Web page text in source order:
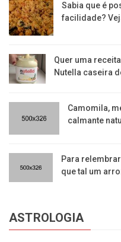
Sabia que é
facilidade?
Quer uma
Nutella caseira
Camomila,
calmante
Para
que tal um
ASTROLOGIA